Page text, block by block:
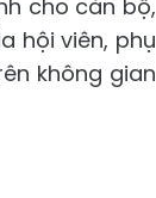
cho cán bộ,
hội viên, phụ
không gian